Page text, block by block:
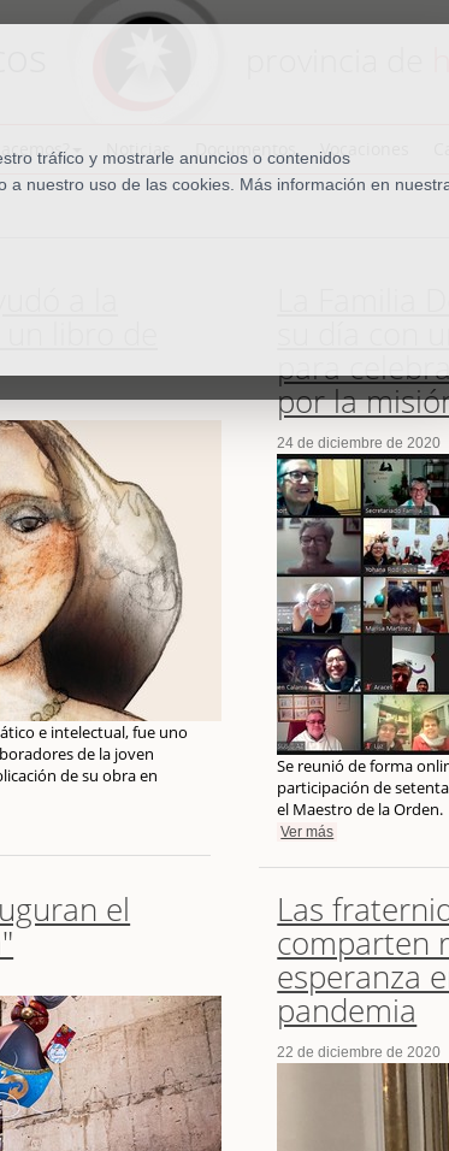
tráfico y mostrarle anuncios o contenidos
a nuestro uso de las cookies. Más información en
Noticias Documentos Vocaciones
a la
libro de
e intelectual, fue uno
de la joven
de su obra en
La Familia
su día con
para
por la
24 de diciembre de 2020
Se reunió de forma
participación de
el Maestro de la Orden.
Ver más
el Las
comparten
esperanza
pandemia
22 de diciembre de 2020